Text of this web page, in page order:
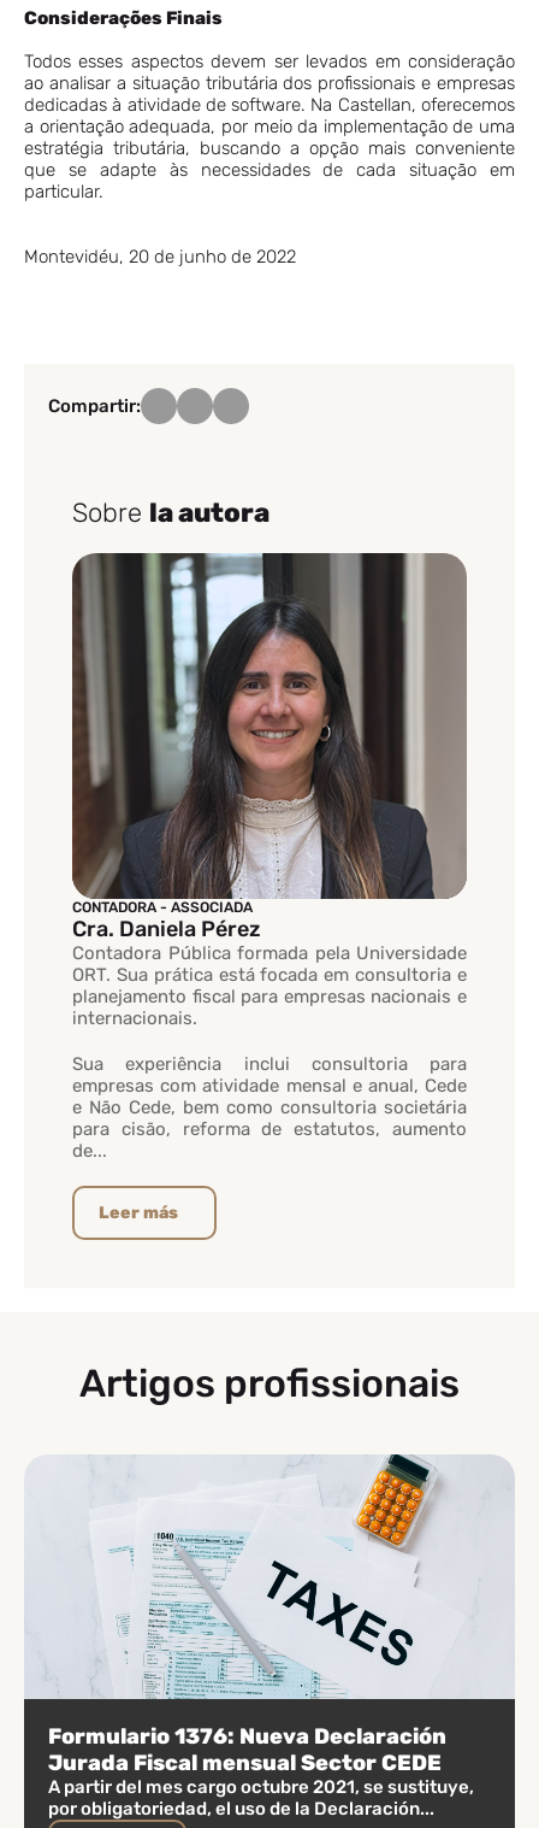
Considerações Finais
Todos esses aspectos devem ser levados em consideração
ao analisar a situação tributária dos profissionais e empresas
dedicadas à atividade de software. Na Castellan, oferecemos
a orientação adequada, por meio da implementação de uma
estratégia tributária, buscando a opção mais conveniente
que se adapte às necessidades de cada situação em
particular.
Montevidéu, 20 de junho de 2022
Compartir:
Sobre la autora
CONTADORA - ASSOCIADA
Cra. Daniela Pérez
Contadora Pública formada pela Universidade
ORT. Sua prática está focada em consultoria e
planejamento fiscal para empresas nacionais e
internacionais.
Sua experiência inclui consultoria para
empresas com atividade mensal e anual, Cede
e Não Cede, bem como consultoria societária
para cisão, reforma de estatutos, aumento
de...
Leer más
Artigos profissionais
Formulario 1376: Nueva Declaración
Jurada Fiscal mensual Sector CEDE
A partir del mes cargo octubre 2021, se sustituye,
por obligatoriedad, el uso de la Declaración...